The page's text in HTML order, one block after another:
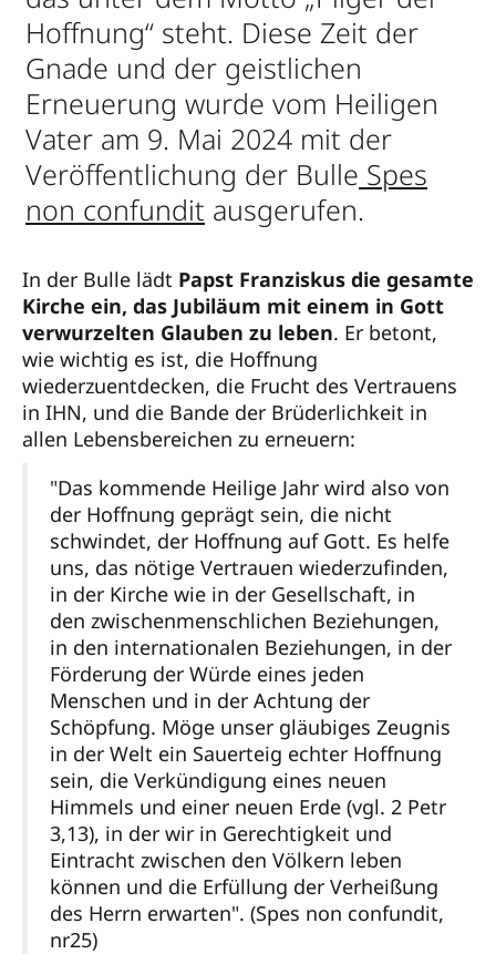
Hoffnung“ steht. Diese Zeit der
Gnade und der geistlichen
Erneuerung wurde vom Heiligen
Vater am 9. Mai 2024 mit der
Veröffentlichung der Bulle Spes
non confundit ausgerufen.
In der Bulle lädt Papst Franziskus die gesamte
Kirche ein, das Jubiläum mit einem in Gott
verwurzelten Glauben zu leben. Er betont,
wie wichtig es ist, die Hoffnung
wiederzuentdecken, die Frucht des Vertrauens
in IHN, und die Bande der Brüderlichkeit in
allen Lebensbereichen zu erneuern:
"Das kommende Heilige Jahr wird also von
der Hoffnung geprägt sein, die nicht
schwindet, der Hoffnung auf Gott. Es helfe
uns, das nötige Vertrauen wiederzufinden,
in der Kirche wie in der Gesellschaft, in
den zwischenmenschlichen Beziehungen,
in den internationalen Beziehungen, in der
Förderung der Würde eines jeden
Menschen und in der Achtung der
Schöpfung. Möge unser gläubiges Zeugnis
in der Welt ein Sauerteig echter Hoffnung
sein, die Verkündigung eines neuen
Himmels und einer neuen Erde (vgl. 2 Petr
3,13), in der wir in Gerechtigkeit und
Eintracht zwischen den Völkern leben
können und die Erfüllung der Verheißung
des Herrn erwarten". (Spes non confundit,
nr25)